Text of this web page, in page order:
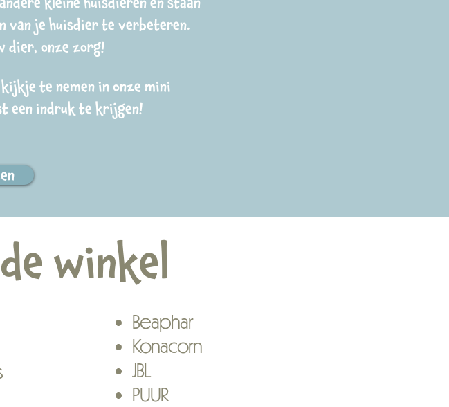
van je huisdier te verbeteren.
dier, onze zorg!
te nemen in onze mini
een indruk te krijgen!
winkel
Beaphar
Konacorn
JBL
PUUR